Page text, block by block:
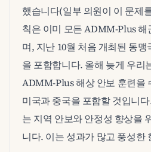
했습니다(일부 의원이 이 문제
칙은 이미 모든 ADMM-Plus
며, 지난 10월 처음 개최된 동
을 포함합니다. 올해 늦게 우리
ADMM-Plus 해상 안보 훈련을
미국과 중국을 포함할 것입니
는 지역 안보와 안정성 향상을
니다. 이는 성과가 많고 풍성한